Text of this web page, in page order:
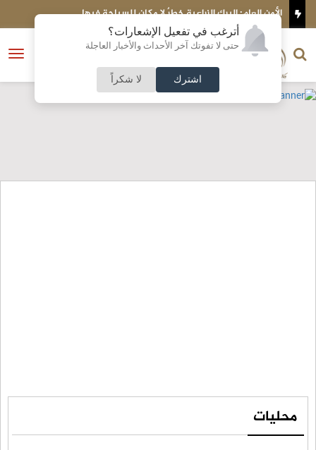
أترغب في تفعيل الإشعارات؟
حتى لا تفوتك آخر الأحداث والأخبار العاجلة
اشترك لا شكراً
خطرٌ لا مكان للسباحة فيها الأردن يدين استهداف نجران
فتح
الناشر و رئيس التحرير
النسخة الكاملة
محليات